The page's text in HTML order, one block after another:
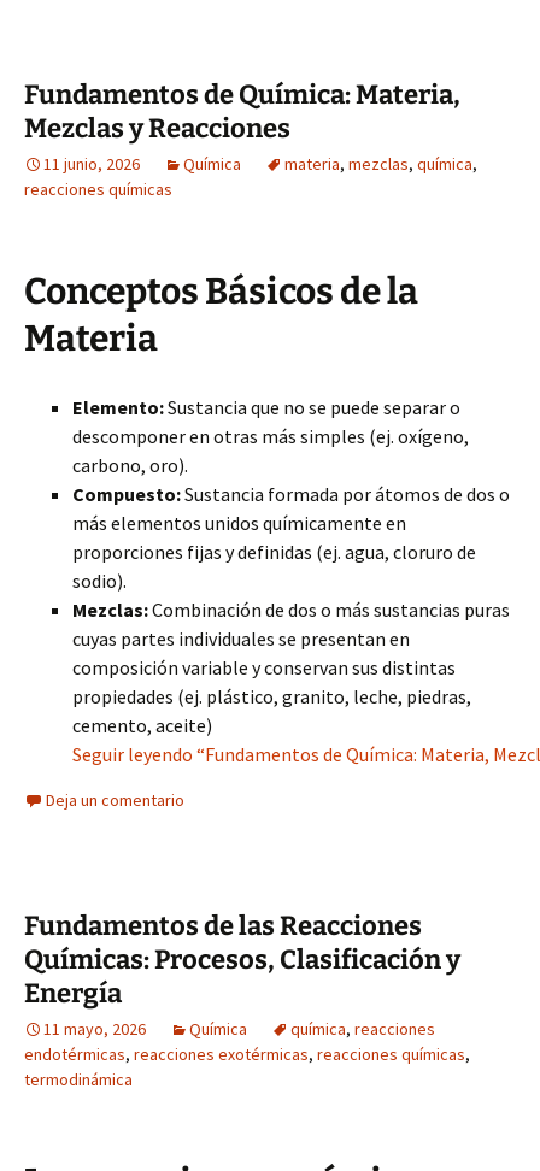
Fundamentos de Química: Materia,
Mezclas y Reacciones
11 junio, 2026 Química materia, mezclas, química,
reacciones químicas
Conceptos Básicos de la
Materia
Elemento:Sustancia que no se puede separar o
descomponer en otras más simples (ej. oxígeno,
carbono, oro).
Compuesto:Sustancia formada por átomos de dos o
más elementos unidos químicamente en
proporciones fijas y definidas (ej. agua, cloruro de
sodio).
Mezclas:Combinación de dos o más sustancias puras
cuyas partes individuales se presentan en
composición variable y conservan sus distintas
propiedades (ej. plástico, granito, leche, piedras,
cemento, aceite)
Seguir leyendo “Fundamentos de Química: Materia,
Deja un comentario
Fundamentos de las Reacciones
Químicas: Procesos, Clasificación y
Energía
11 mayo, 2026 Química química, reacciones
endotérmicas, reacciones exotérmicas, reacciones químicas,
termodinámica